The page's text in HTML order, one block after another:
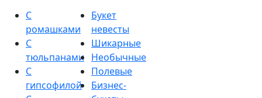
С
ромашками
С
тюльпанами
С
гипсофилой
Букет
невесты
Шикарные
Необычные
Полевые
Бизнес-